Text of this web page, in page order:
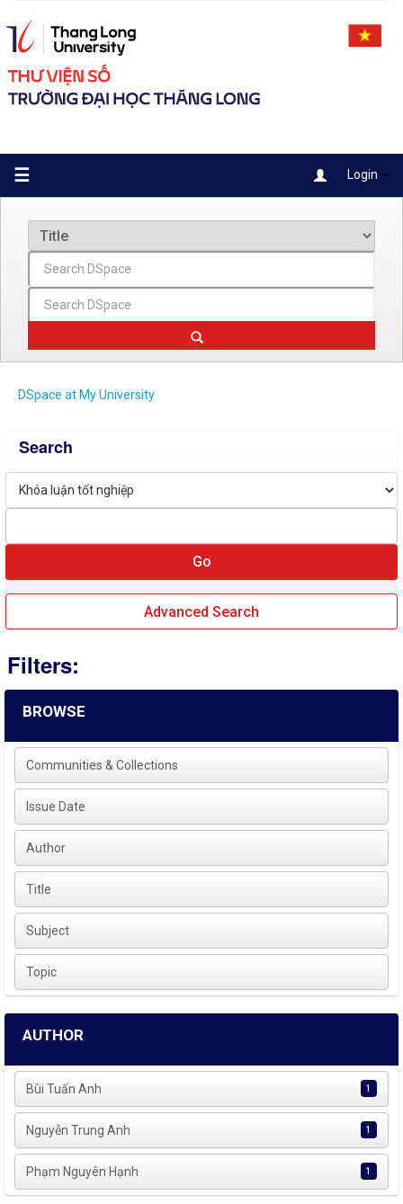
navigation
☰ Login
DSpace at My University
Search
Advanced Search
Filters:
BROWSE
Communities & Collections
Issue Date
Author
Title
Subject
Topic
AUTHOR
Bùi Tuấn Anh 1
Nguyễn Trung Anh 1
Phạm Nguyên Hạnh 1